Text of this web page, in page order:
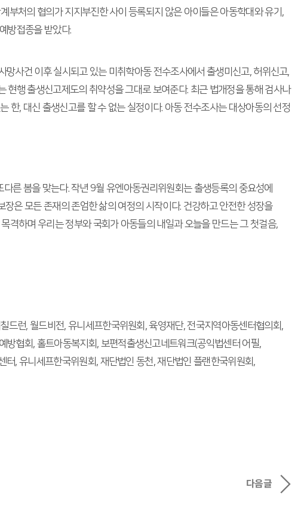
부처의 협의가 지지부진한 사이 등록되지 않은 아이들은 아동학대와 유기,
방접종을 받았다.
사건 이후 실시되고 있는 미취학아동 전수조사에서 출생미신고, 허위신고,
행 출생신고제도의 취약성을 그대로 보여준다. 최근 법개정을 통해 검사나
한, 대신 출생신고를 할 수 없는 실정이다. 아동 전수조사는 대상아동의 선정
다른 봄을 맞는다. 작년 9월 유엔아동권리위원회는 출생등록의 중요성에
은 모든 존재의 존엄한 삶의 여정의 시작이다. 건강하고 안전한 성장을
격하며 우리는 정부와 국회가 아동들의 내일과 오늘을 만드는 그 첫걸음,
런, 월드비전, 유니세프한국위원회, 육영재단, 전국지역아동센터협의회,
협회, 홀트아동복지회, 보편적출생신고네트워크(공익법센터 어필,
, 유니세프한국위원회, 재단법인 동천, 재단법인 플랜한국위원회,
다음글